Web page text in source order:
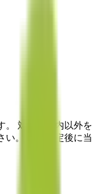
。 対応時間内以外を
い。 予約確定後に当